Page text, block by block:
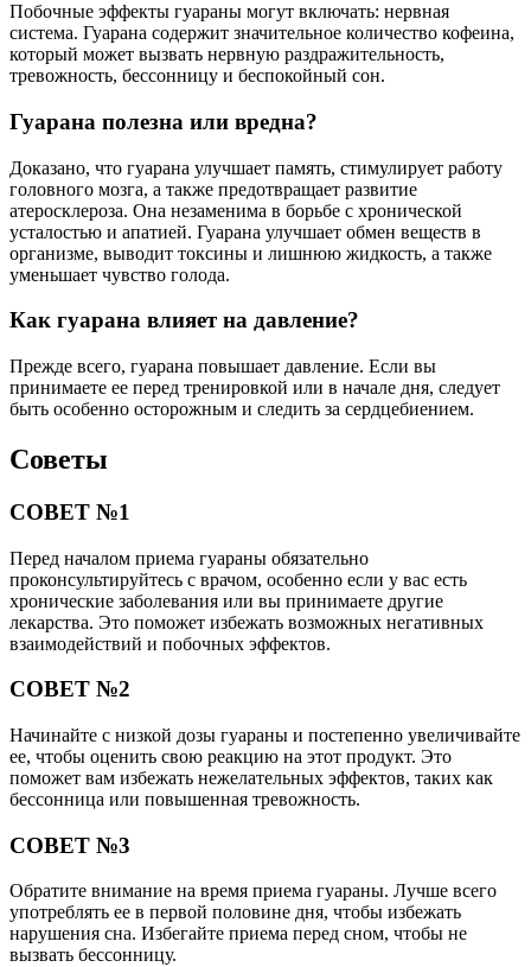
Побочные эффекты гуараны могут включать: нервная
система. Гуарана содержит значительное количество кофеина,
который может вызвать нервную раздражительность,
тревожность, бессонницу и беспокойный сон.
Гуарана полезна или вредна?
Доказано, что гуарана улучшает память, стимулирует работу
головного мозга, а также предотвращает развитие
атеросклероза. Она незаменима в борьбе с хронической
усталостью и апатией. Гуарана улучшает обмен веществ в
организме, выводит токсины и лишнюю жидкость, а также
уменьшает чувство голода.
Как гуарана влияет на давление?
Прежде всего, гуарана повышает давление. Если вы
принимаете ее перед тренировкой или в начале дня, следует
быть особенно осторожным и следить за сердцебиением.
Советы
СОВЕТ №1
Перед началом приема гуараны обязательно
проконсультируйтесь с врачом, особенно если у вас есть
хронические заболевания или вы принимаете другие
лекарства. Это поможет избежать возможных негативных
взаимодействий и побочных эффектов.
СОВЕТ №2
Начинайте с низкой дозы гуараны и постепенно увеличивайте
ее, чтобы оценить свою реакцию на этот продукт. Это
поможет вам избежать нежелательных эффектов, таких как
бессонница или повышенная тревожность.
СОВЕТ №3
Обратите внимание на время приема гуараны. Лучше всего
употреблять ее в первой половине дня, чтобы избежать
нарушения сна. Избегайте приема перед сном, чтобы не
вызвать бессонницу.